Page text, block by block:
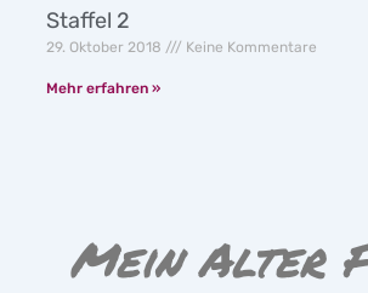
Staffel 2
29. Oktober 2018 Keine Kommentare
Mehr erfahren »
Mein Alter